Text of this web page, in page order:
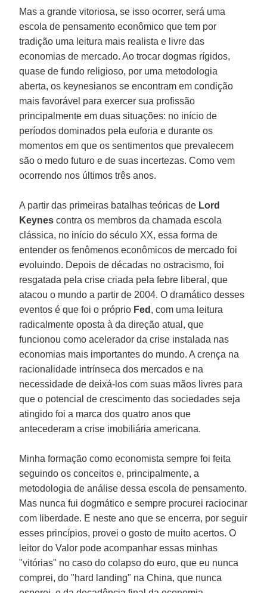
Mas a grande vitoriosa, se isso ocorrer, será uma
escola de pensamento econômico que tem por
tradição uma leitura mais realista e livre das
economias de mercado. Ao trocar dogmas rígidos,
quase de fundo religioso, por uma metodologia
aberta, os keynesianos se encontram em condição
mais favorável para exercer sua profissão
principalmente em duas situações: no início de
períodos dominados pela euforia e durante os
momentos em que os sentimentos que prevalecem
são o medo futuro e de suas incertezas. Como vem
ocorrendo nos últimos três anos.
A partir das primeiras batalhas teóricas de Lord
Keynes contra os membros da chamada escola
clássica, no início do século XX, essa forma de
entender os fenômenos econômicos de mercado foi
evoluindo. Depois de décadas no ostracismo, foi
resgatada pela crise criada pela febre liberal, que
atacou o mundo a partir de 2004. O dramático desses
eventos é que foi o próprio Fed , com uma leitura
radicalmente oposta à da direção atual, que
funcionou como acelerador da crise instalada nas
economias mais importantes do mundo. A crença na
racionalidade intrínseca dos mercados e na
necessidade de deixá-los com suas mãos livres para
que o potencial de crescimento das sociedades seja
atingido foi a marca dos quatro anos que
antecederam a crise imobiliária americana.
Minha formação como economista sempre foi feita
seguindo os conceitos e, principalmente, a
metodologia de análise dessa escola de pensamento.
Mas nunca fui dogmático e sempre procurei raciocinar
com liberdade. E neste ano que se encerra, por seguir
esses princípios, provei o gosto de muito acertos. O
leitor do Valor pode acompanhar essas minhas
"vitórias" no caso do colapso do euro, que eu nunca
comprei, do "hard landing" na China, que nunca